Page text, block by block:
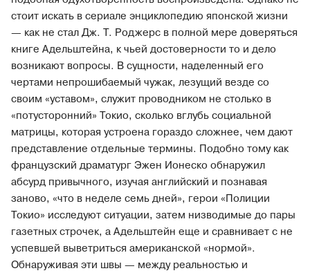
стоит искать в сериале энциклопедию японской жизни
— как не стал Дж. Т. Роджерс в полной мере доверяться
книге Адельштейна, к чьей достоверности то и дело
возникают вопросы. В сущности, наделенный его
чертами непрошибаемый чужак, лезущий везде со
своим «уставом», служит проводником не столько в
«потусторонний» Токио, сколько вглубь социальной
матрицы, которая устроена гораздо сложнее, чем дают
представление отдельные термины. Подобно тому как
французский драматург Эжен Ионеско обнаружил
абсурд привычного, изучая английский и познавая
заново, «что в неделе семь дней», герои «Полиции
Токио» исследуют ситуации, затем низводимые до пары
газетных строчек, а Адельштейн еще и сравнивает с не
успевшей выветриться американской «нормой».
Обнаруживая эти швы — между реальностью и